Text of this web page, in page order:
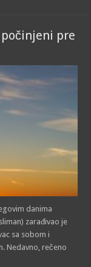
pre
danima
zarađivao je
sa sobom i
Nedavno, rečeno